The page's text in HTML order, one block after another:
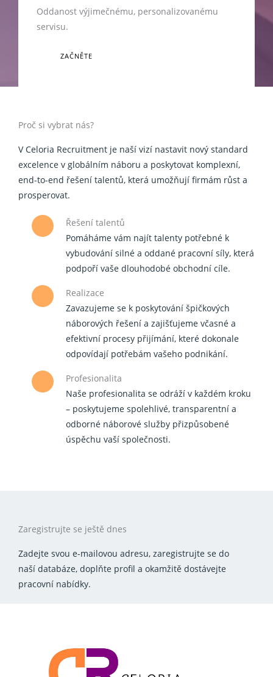
Oddanost výjimečnému, personalizovanému
servisu.
ZAČNĚTE
Proč si vybrat nás?
V Celoria Recruitment je naší vizí nastavit nový standard
excelence v globálním náboru a poskytovat komplexní,
end-to-end řešení talentů, která umožňují firmám růst a
prosperovat.
Řešení talentů
Pomáháme vám najít talenty potřebné k
vybudování silné a oddané pracovní síly, která
podpoří vaše dlouhodobé obchodní cíle.
Realizace
Zavazujeme se k poskytování špičkových
náborových řešení a zajišťujeme včasné a
efektivní procesy přijímání, které dokonale
odpovídají potřebám vašeho podnikání.
Profesionalita
Naše profesionalita se odráží v každém kroku
– poskytujeme spolehlivé, transparentní a
odborné náborové služby přizpůsobené
úspěchu vaší společnosti.
Zaregistrujte se ještě dnes
Zadejte svou e-mailovou adresu, zaregistrujte se do
naší databáze, doplňte profil a okamžitě dostávejte
pracovní nabídky.